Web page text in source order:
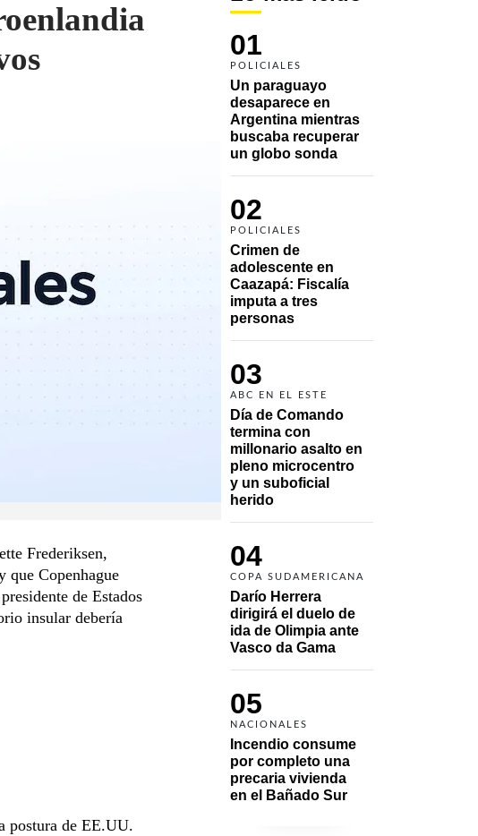
01
POLICIALES
Un paraguayo
desaparece en
Argentina mientras
buscaba recuperar
un globo sonda
02
POLICIALES
Crimen de
adolescente en
Caazapá: Fiscalía
imputa a tres
personas
03
ABC EN EL ESTE
Día de Comando
termina con
millonario asalto en
pleno microcentro
y un suboficial
herido
04
COPA SUDAMERICANA
Darío Herrera
dirigirá el duelo de
ida de Olimpia ante
Vasco da Gama
05
NACIONALES
Incendio consume
por completo una
precaria vivienda
en el Bañado Sur
Frederiksen,
que Copenhague
de Estados
insular debería
postura de EE.UU.